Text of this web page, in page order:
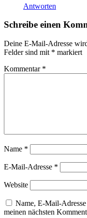
Antworten
Schreibe einen
Deine E-Mail-Adresse
Felder sind mit * markiert
Kommentar *
Name *
E-Mail-Adresse *
Website
Name, E-Mail-
meinen nächsten